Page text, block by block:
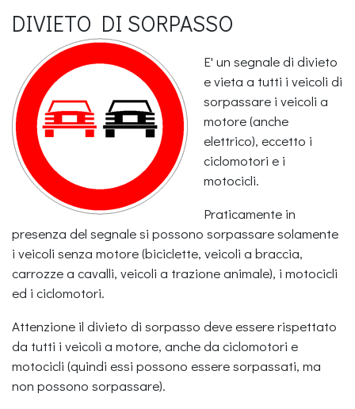
DIVIETO DI SORPASSO
E' un segnale di divieto
e vieta a tutti i veicoli di
sorpassare i veicoli a
motore (anche
elettrico), eccetto i
ciclomotori e i
motocicli.
Praticamente in
presenza del segnale si possono sorpassare solamente
i veicoli senza motore (biciclette, veicoli a braccia,
carrozze a cavalli, veicoli a trazione animale), i motocicli
ed i ciclomotori.
Attenzione il divieto di sorpasso deve essere rispettato
da tutti i veicoli a motore, anche da ciclomotori e
motocicli (quindi essi possono essere sorpassati, ma
non possono sorpassare).